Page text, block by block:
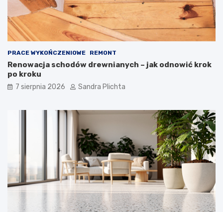
PRACE WYKOŃCZENIOWE REMONT
Renowacja schodów drewnianych – jak odnowić krok
po kroku
7 sierpnia 2026 Sandra Plichta